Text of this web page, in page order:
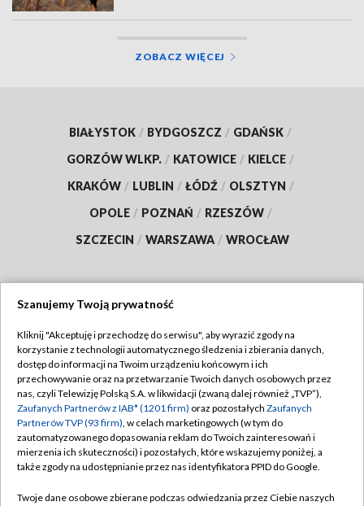
ZOBACZ WIĘCEJ
BIAŁYSTOK / BYDGOSZCZ / GDAŃSK /
GORZÓW WLKP. / KATOWICE / KIELCE /
KRAKÓW / LUBLIN / ŁÓDŹ / OLSZTYN /
OPOLE / POZNAŃ / RZESZÓW /
SZCZECIN / WARSZAWA / WROCŁAW
TVP
Abonament TVP
Emisja w TVP
Centrum informacji TVP
Naziemna Telewizja Cyfrowa
Regulamin TVP
Polityka prywatności
Moje zgody
Pomoc
Szanujemy Twoją prywatność
Kliknij "Akceptuję i przechodzę do serwisu", aby wyrazić zgody na
korzystanie z technologii automatycznego śledzenia i zbierania danych,
dostęp do informacji na Twoim urządzeniu końcowym i ich
przechowywanie oraz na przetwarzanie Twoich danych osobowych przez
nas, czyli Telewizję Polską S.A. w likwidacji (zwaną dalej również „TVP”),
Zaufanych Partnerów z IAB* (1201 firm) oraz pozostałych Zaufanych
Partnerów TVP (93 firm), w celach marketingowych (w tym do
zautomatyzowanego dopasowania reklam do Twoich zainteresowań i
mierzenia ich skuteczności) i pozostałych, które wskazujemy poniżej, a
także zgody na udostępnianie przez nas identyfikatora PPID do Google.
Twoje dane osobowe zbierane podczas odwiedzania przez Ciebie naszych